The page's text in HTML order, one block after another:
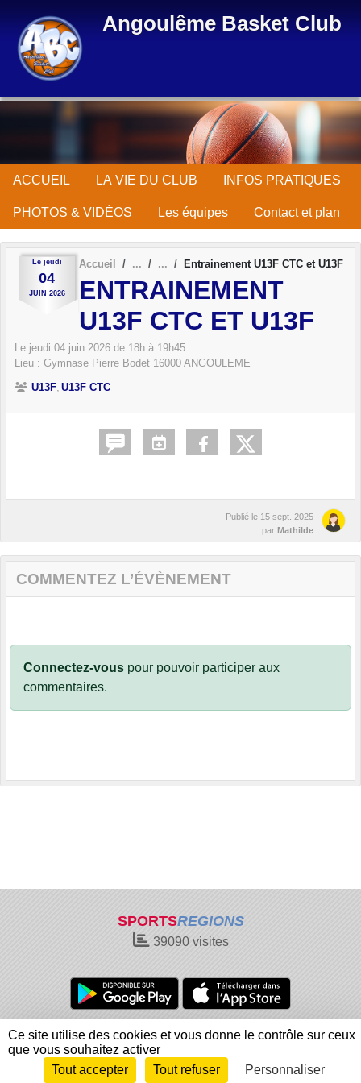
Angoulême Basket Club
ACCUEIL LA VIE DU CLUB INFOS PRATIQUES
PHOTOS & VIDÉOS Les équipes Contact et plan
Le jeudi
04
JUIN 2026
Accueil Entrainement U13F CTC et U13F
ENTRAINEMENT
U13F CTC ET U13F
Le jeudi 04 juin 2026 de 18h à 19h45
Lieu : Gymnase Pierre Bodet 16000 ANGOULEME
U13F U13F CTC
Publié le 15 sept. 2025
par Mathilde
COMMENTEZ L’ÉVÈNEMENT
Connectez-vous pour pouvoir participer aux
commentaires.
SPORTSREGIONS
39090visites
Charte cookies
Gestion des cookies
Informations légales
Signaler un contenu inapproprié
Envie de participer ?
Connexion
Ce site utilise des cookies et vous donne le contrôle sur ceux
que vous souhaitez activer
Tout accepter
Tout refuser Personnaliser